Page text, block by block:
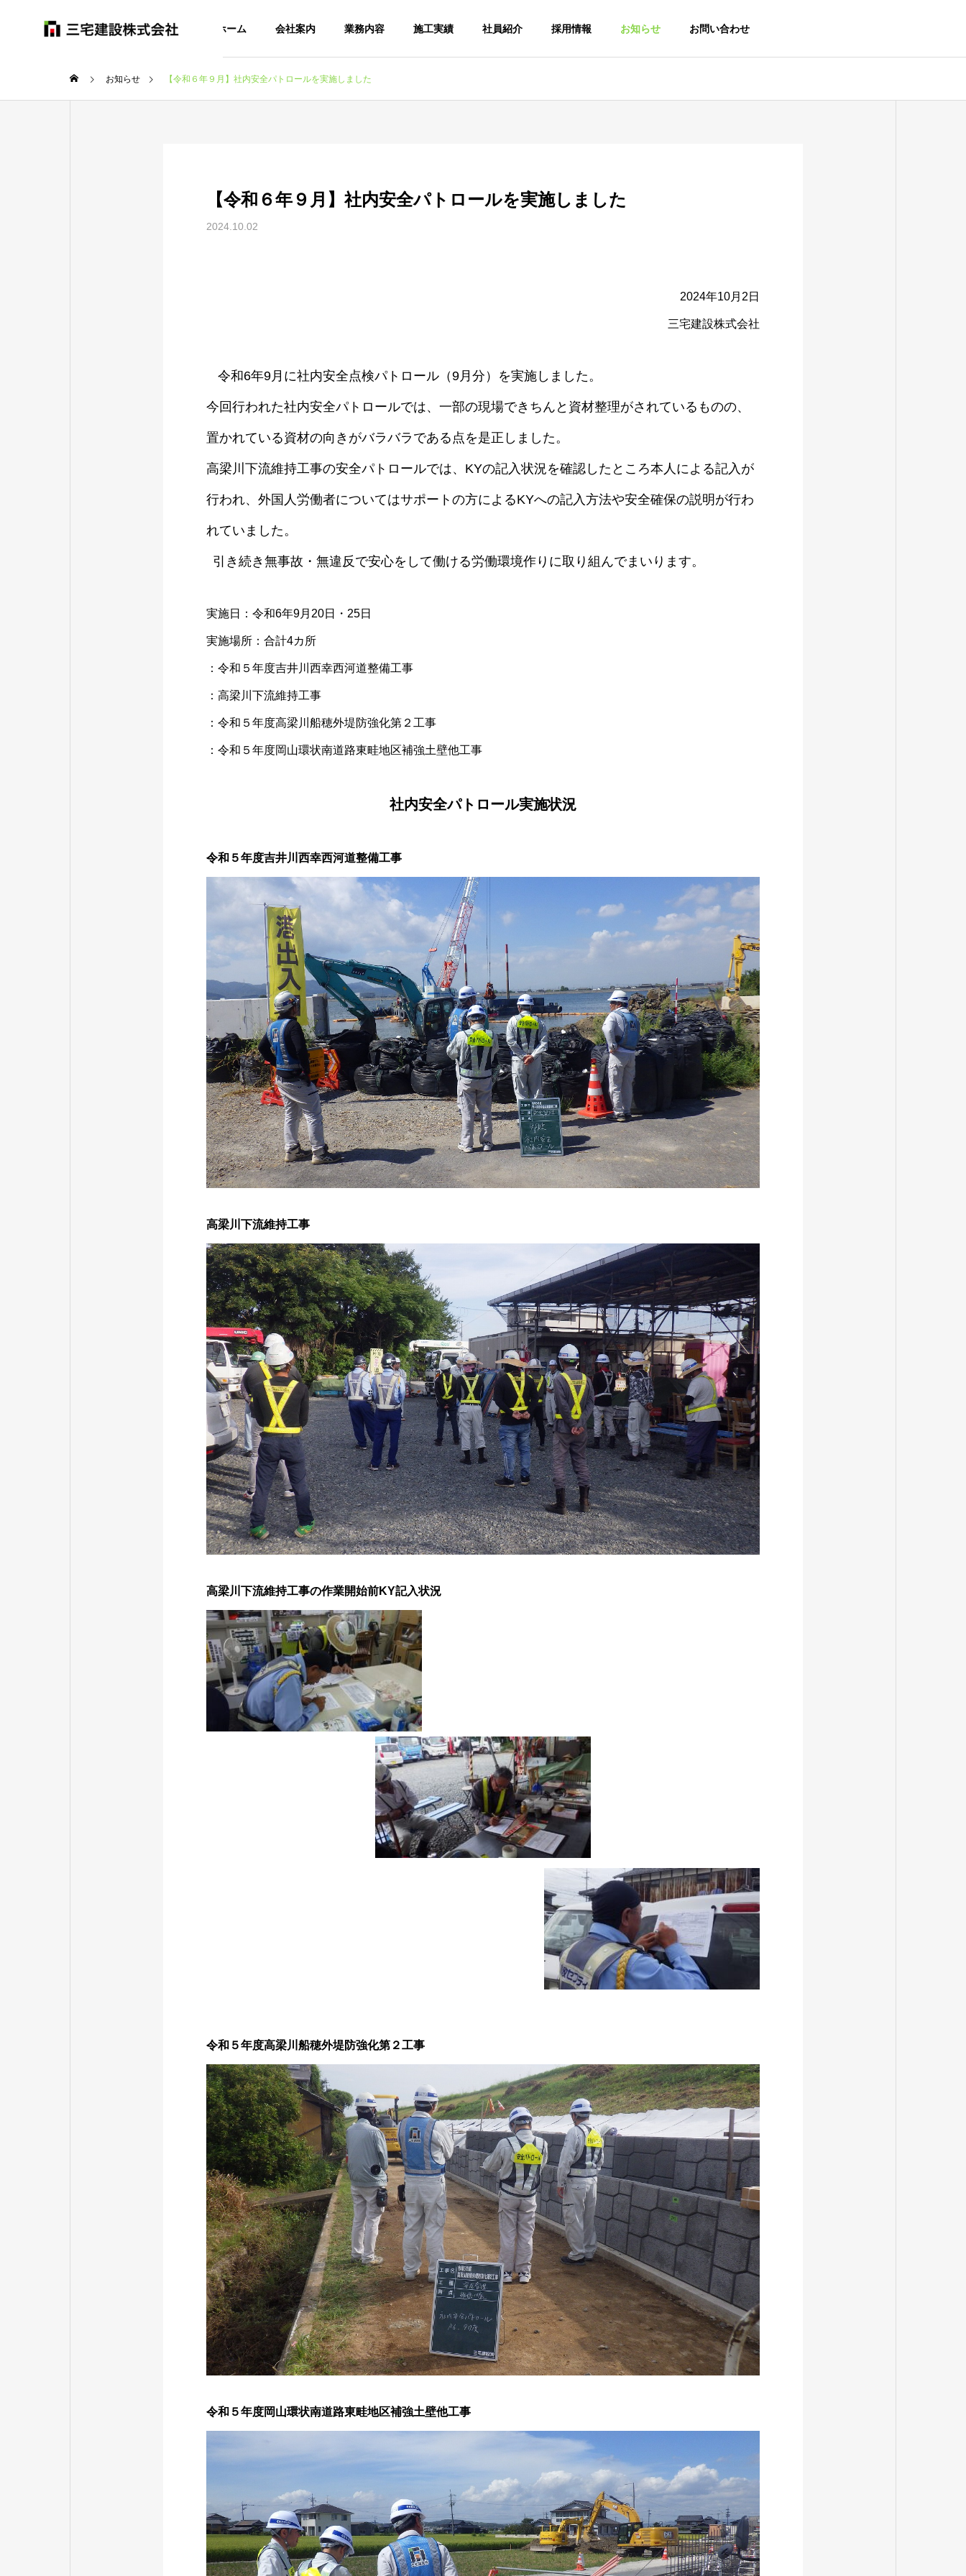
ホーム 会社案内 業務内容 施工実績 社員紹介 採用情報 お知らせ お問い合わせ
お知らせ 【令和６年９月】社内安全パトロールを実施しました
【令和６年９月】社内安全パトロールを実施しました
2024.10.02
2024年10月2日
三宅建設株式会社
令和6年9月に社内安全点検パトロール（9月分）を実施しました。
今回行われた社内安全パトロールでは、一部の現場できちんと資材整理がされているものの、
置かれている資材の向きがバラバラである点を是正しました。
高梁川下流維持工事の安全パトロールでは、KYの記入状況を確認したところ本人による記入が
行われ、外国人労働者についてはサポートの方によるKYへの記入方法や安全確保の説明が行わ
れていました。
引き続き無事故・無違反で安心をして働ける労働環境作りに取り組んでまいります。
実施日：令和6年9月20日・25日
実施場所：合計4カ所
：令和５年度吉井川西幸西河道整備工事
： 高梁川下流維持工事
： 令和５年度高梁川船穂外堤防強化第２工事
： 令和５年度岡山環状南道路東畦地区補強土壁他工事
社内安全パトロール実施状況
令和５年度吉井川西幸西河道整備工事
高梁川下流維持工事
高梁川下流維持工事の作業開始前KY記入状況
令和５年度高梁川船穂外堤防強化第２工事
令和５年度岡山環状南道路東畦地区補強土壁他工事